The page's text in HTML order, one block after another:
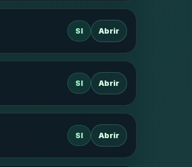
SI Abrir
SI Abrir
SI Abrir